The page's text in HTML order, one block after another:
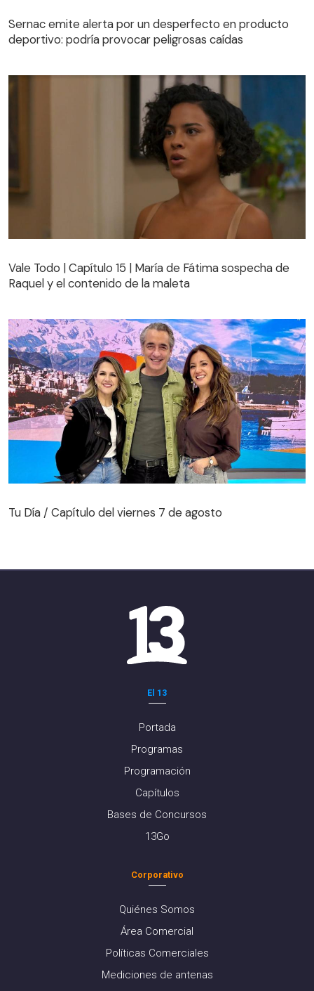
Sernac emite alerta por un desperfecto en producto
deportivo: podría provocar peligrosas caídas
Raquel y el contenido de la maleta
Vale Todo | Capítulo 15 | María de Fátima sospecha de
Raquel y el contenido de la maleta
Tu Día / Capítulo del viernes 7 de agosto
El 13
Portada
Programas
Programación
Capítulos
Bases de Concursos
13Go
Corporativo
Quiénes Somos
Área Comercial
Políticas Comerciales
Mediciones de antenas